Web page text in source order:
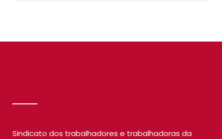
Sindicato dos trabalhadores e trabalhadoras da